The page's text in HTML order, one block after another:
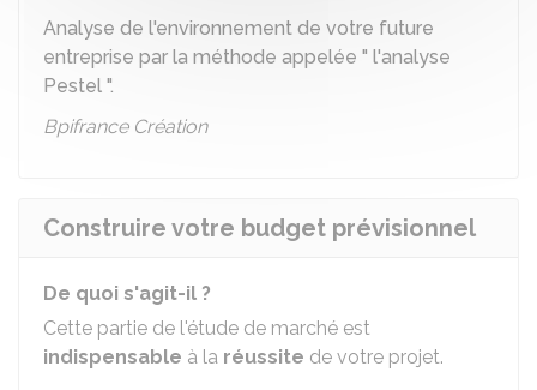
Analyse de l'environnement de votre future
entreprise par la méthode appelée " l'analyse
Pestel ".
Bpifrance Création
Construire votre budget prévisionnel
De quoi s'agit-il ?
Cette partie de l'étude de marché est
indispensable à la réussite de votre projet.